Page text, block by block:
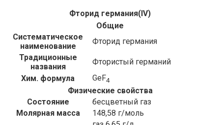
Фторид германия​(IV)​
Общие
Систематическое
наименование
Фторид германия
Традиционные
названия
Фтористый германий
Хим. формула
GeF4
Физические свойства
Состояние
бесцветный газ
Молярная масса
148,58 г/моль